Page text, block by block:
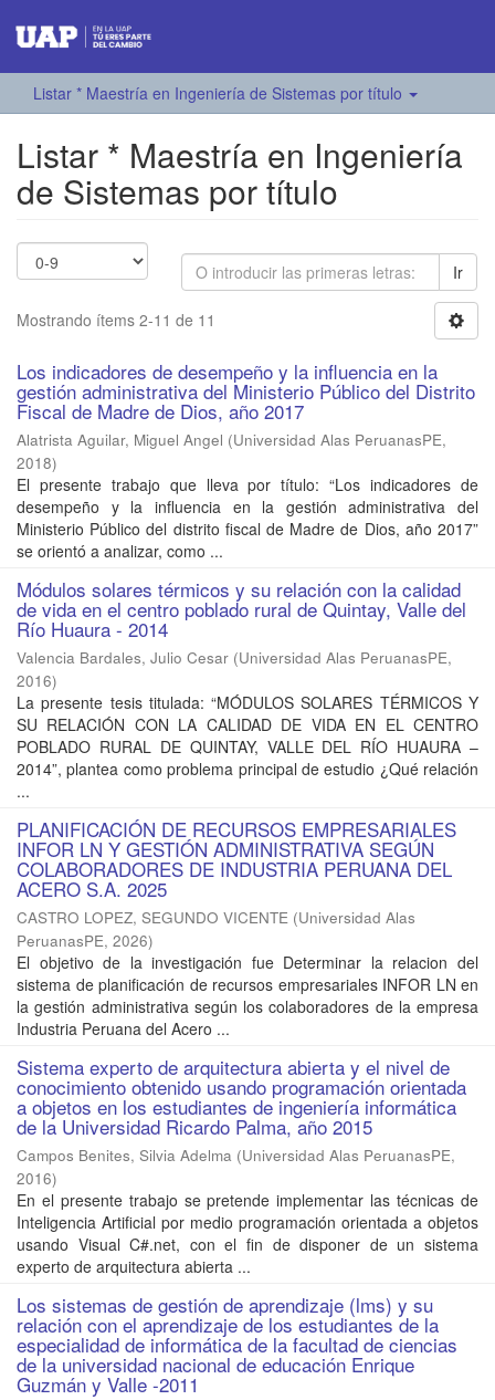
Listar * Maestría en Ingeniería de Sistemas por título
Listar * Maestría en Ingeniería
de Sistemas por título
Ir
Mostrando ítems 2-11 de 11
Los indicadores de desempeño y la influencia en la
gestión administrativa del Ministerio Público del Distrito
Fiscal de Madre de Dios, año 2017
Alatrista Aguilar, Miguel Angel (Universidad Alas PeruanasPE,
2018)
El presente trabajo que lleva por título: “Los indicadores de
desempeño y la influencia en la gestión administrativa del
Ministerio Público del distrito fiscal de Madre de Dios, año 2017”
se orientó a analizar, como ...
Módulos solares térmicos y su relación con la calidad
de vida en el centro poblado rural de Quintay, Valle del
Río Huaura - 2014
Valencia Bardales, Julio Cesar (Universidad Alas PeruanasPE,
2016)
La presente tesis titulada: “MÓDULOS SOLARES TÉRMICOS Y
SU RELACIÓN CON LA CALIDAD DE VIDA EN EL CENTRO
POBLADO RURAL DE QUINTAY, VALLE DEL RÍO HUAURA –
2014”, plantea como problema principal de estudio ¿Qué relación
...
PLANIFICACIÓN DE RECURSOS EMPRESARIALES
INFOR LN Y GESTIÓN ADMINISTRATIVA SEGÚN
COLABORADORES DE INDUSTRIA PERUANA DEL
ACERO S.A. 2025
CASTRO LOPEZ, SEGUNDO VICENTE (Universidad Alas
PeruanasPE, 2026)
El objetivo de la investigación fue Determinar la relacion del
sistema de planificación de recursos empresariales INFOR LN en
la gestión administrativa según los colaboradores de la empresa
Industria Peruana del Acero ...
Sistema experto de arquitectura abierta y el nivel de
conocimiento obtenido usando programación orientada
a objetos en los estudiantes de ingeniería informática
de la Universidad Ricardo Palma, año 2015
Campos Benites, Silvia Adelma (Universidad Alas PeruanasPE,
2016)
En el presente trabajo se pretende implementar las técnicas de
Inteligencia Artificial por medio programación orientada a objetos
usando Visual C#.net, con el fin de disponer de un sistema
experto de arquitectura abierta ...
Los sistemas de gestión de aprendizaje (lms) y su
relación con el aprendizaje de los estudiantes de la
especialidad de informática de la facultad de ciencias
de la universidad nacional de educación Enrique
Guzmán y Valle -2011